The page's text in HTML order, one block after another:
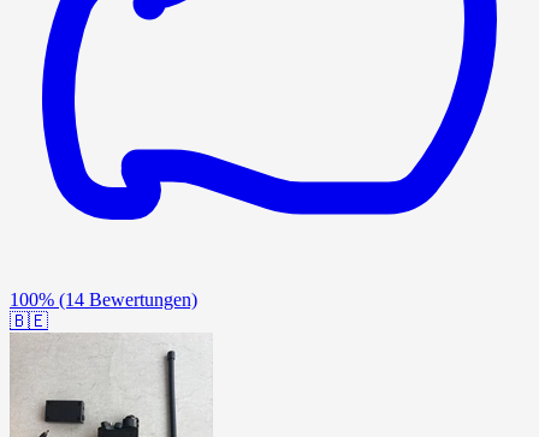
100% (14 Bewertungen)
🇧🇪